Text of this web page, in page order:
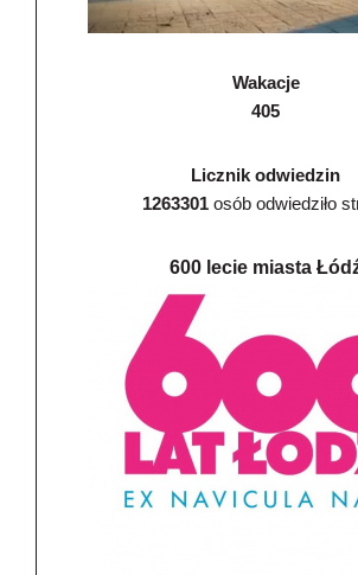
Wakacje
405
Licznik odwiedzin
1263301osób odwiedziło
600 lecie miasta